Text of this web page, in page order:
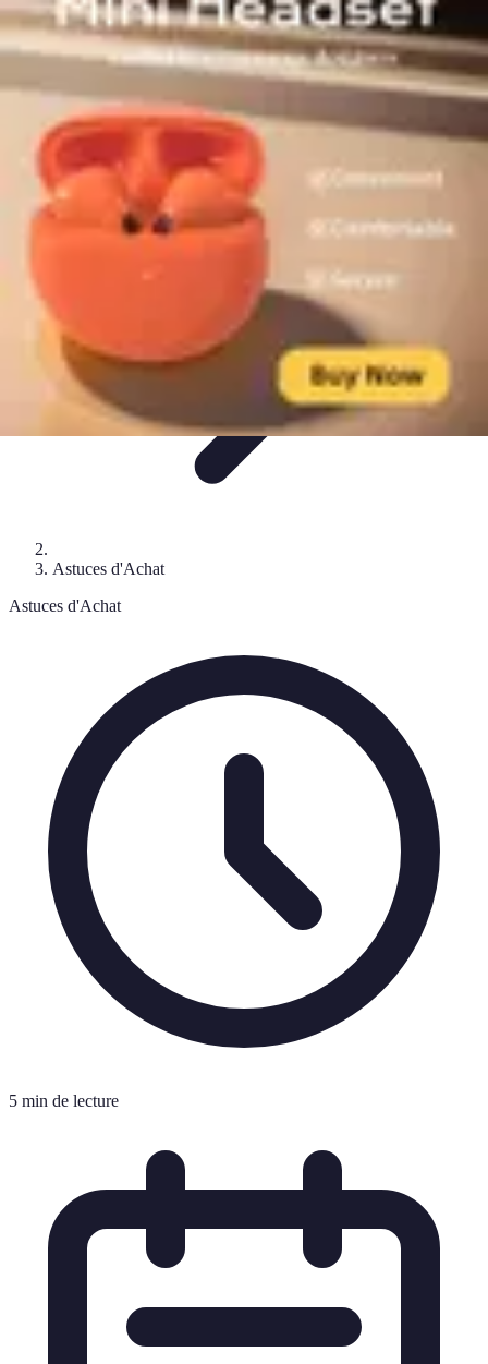
Deal Boutique Express
Astuces et conseilsAstuces et ConseilsInfo & conseilsConseils
d'achatOffres et Promotions
Deal Boutique Express
Astuces d'Achat
Astuces d'Achat
5 min de lecture